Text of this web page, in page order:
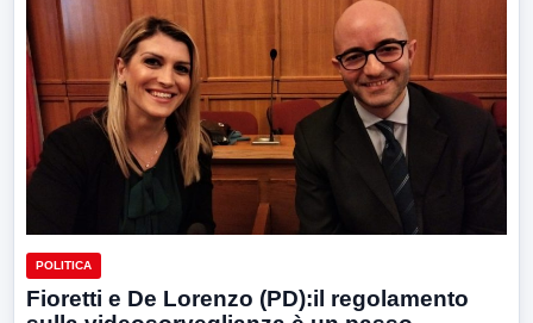
POLITICA
Fioretti e De Lorenzo (PD):il regolamento